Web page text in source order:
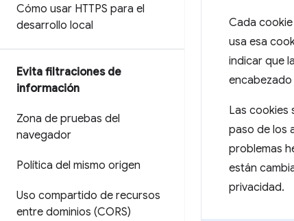
Cómo usar HTTPS para el
desarrollo local
Evita filtraciones de
información
Zona de pruebas del
navegador
Política del mismo origen
Uso compartido de recursos
entre dominios (CORS)
Cada
usa esa
indicar que
encabezado
Las cookies
paso de los
problemas
están
privacidad.